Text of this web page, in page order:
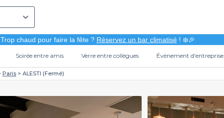
Trop chaud pour faire la fête ? Réservez un bar climatisé! ❄️🎉
Soirée entre amis Verre entre collègues Évènement d'entreprise
Paris ALESTI (Fermé)